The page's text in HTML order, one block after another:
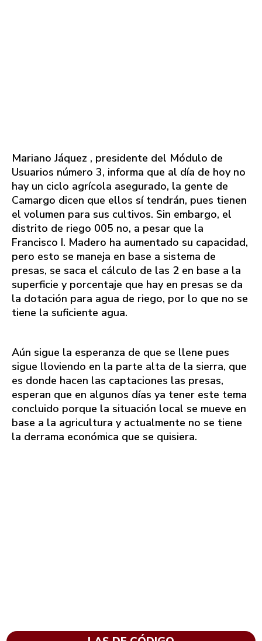
Mariano Jáquez , presidente del Módulo de
Usuarios número 3, informa que al día de hoy no
hay un ciclo agrícola asegurado, la gente de
Camargo dicen que ellos sí tendrán, pues tienen
el volumen para sus cultivos. Sin embargo, el
distrito de riego 005 no, a pesar que la
Francisco I. Madero ha aumentado su capacidad,
pero esto se maneja en base a sistema de
presas, se saca el cálculo de las 2 en base a la
superficie y porcentaje que hay en presas se da
la dotación para agua de riego, por lo que no se
tiene la suficiente agua.
Aún sigue la esperanza de que se llene pues
sigue lloviendo en la parte alta de la sierra, que
es donde hacen las captaciones las presas,
esperan que en algunos días ya tener este tema
concluido porque la situación local se mueve en
base a la agricultura y actualmente no se tiene
la derrama económica que se quisiera.